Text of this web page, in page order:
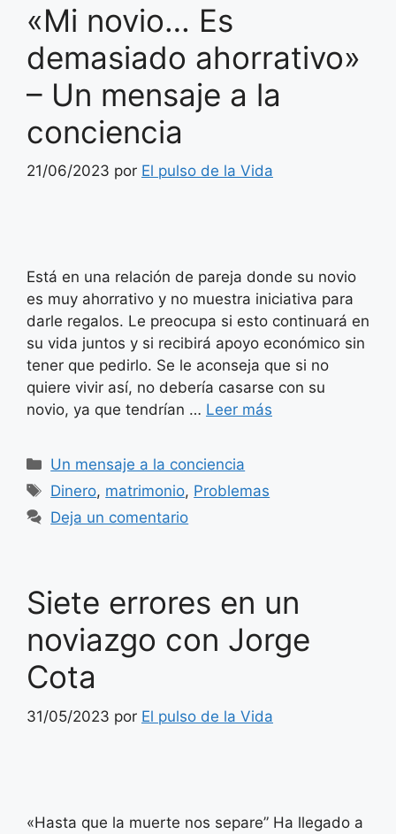
«Mi novio… Es
demasiado ahorrativo»
– Un mensaje a la
conciencia
21/06/2023 por El pulso de la Vida
Está en una relación de pareja donde su novio
es muy ahorrativo y no muestra iniciativa para
darle regalos. Le preocupa si esto continuará en
su vida juntos y si recibirá apoyo económico sin
tener que pedirlo. Se le aconseja que si no
quiere vivir así, no debería casarse con su
novio, ya que tendrían … Leer más
Categorías
Un mensaje a la conciencia
Etiquetas
Dinero, matrimonio, Problemas
Deja un comentario
Siete errores en un
noviazgo con Jorge
Cota
31/05/2023 por El pulso de la Vida
«Hasta que la muerte nos separe” Ha llegado a